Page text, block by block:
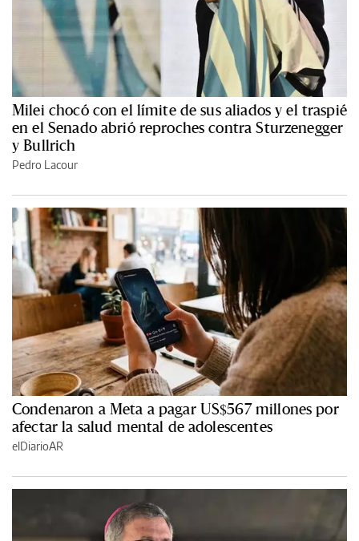
Milei chocó con el límite de sus aliados y el traspié
en el Senado abrió reproches contra Sturzenegger
y Bullrich
Pedro Lacour
Condenaron a Meta a pagar US$567 millones por
afectar la salud mental de adolescentes
elDiarioAR